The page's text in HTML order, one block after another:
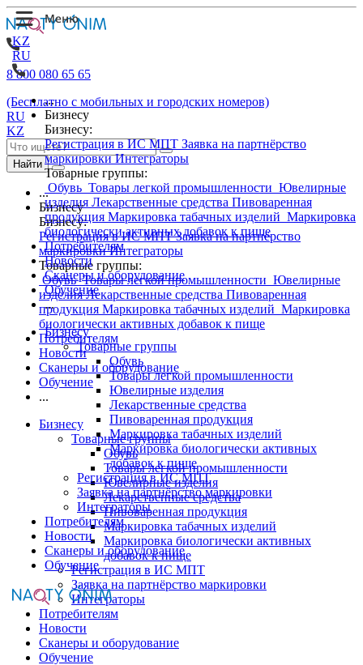
KZ
RU
...
Бизнесу
Бизнесу:
Регистрация в ИС МПТ Заявка на партнёрство
маркировкиИнтеграторы
Товарные группы:
Обувь Товары легкой промышленности Ювелирные
изделия Лекарственные средства Пивоваренная
продукция Маркировка табачных изделий Маркировка
биологически активных добавок к пище
Потребителям
Новости
Сканеры и оборудование
Обучение
...
Бизнесу
Товарные группы
Обувь
Товары легкой промышленности
Ювелирные изделия
Лекарственные средства
Пивоваренная продукция
Маркировка табачных изделий
Маркировка биологически активных
добавок к пище
Регистрация в ИС МПТ
Заявка на партнёрство маркировки
Интеграторы
Потребителям
Новости
Сканеры и оборудование
Обучение
8 800 080 65 65
(Бесплатно с мобильных и городских номеров)
RU
KZ
Найти
...
Бизнесу
Бизнесу:
Регистрация в ИС МПТЗаявка на партнёрство
маркировкиИнтеграторы
Товарные группы:
ОбувьТовары легкой промышленности Ювелирные
изделияЛекарственные средства Пивоваренная
продукция Маркировка табачных изделий Маркировка
биологически активных добавок к пище
Потребителям
Новости
Сканеры и оборудование
Обучение
...
Бизнесу
Товарные группы
Обувь
Товары легкой промышленности
Ювелирные изделия
Лекарственные средства
Пивоваренная продукция
Маркировка табачных изделий
Маркировка биологически активных
добавок к пище
Регистрация в ИС МПТ
Заявка на партнёрство маркировки
Интеграторы
Потребителям
Новости
Сканеры и оборудование
Обучение